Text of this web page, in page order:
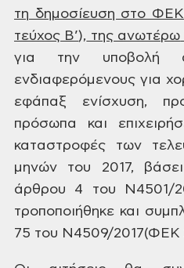
τη δημοσίευση στο
τεύχος Β’), της ανωτέρω
για την υποβολή
ενδιαφερόμενους για
εφάπαξ ενίσχυση,
πρόσωπα και
καταστροφές των
μηνών του 2017,
άρθρου 4 του Ν4501/
τροποποιήθηκε και
75 του Ν4509/2017(ΦΕΚ